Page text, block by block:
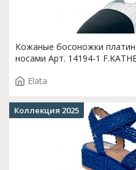
Кожаные босоножки
носами Арт. 14194-1
Elata
Коллекция 2025